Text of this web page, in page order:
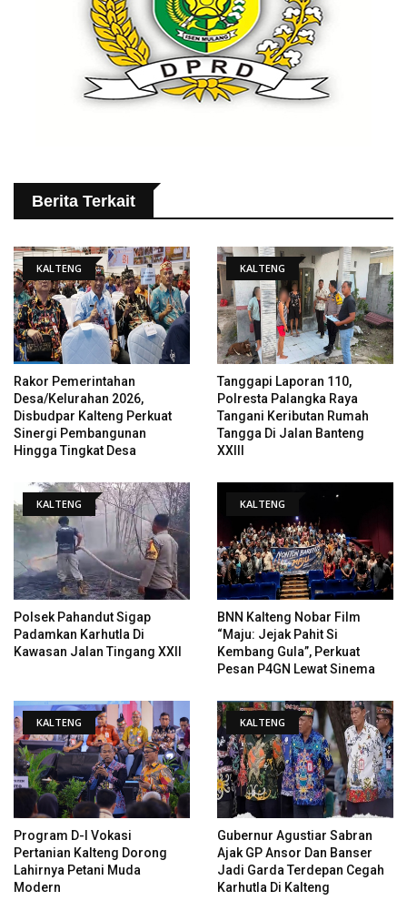
Berita Terkait
KALTENG
Rakor Pemerintahan
Desa/Kelurahan 2026,
Disbudpar Kalteng Perkuat
Sinergi Pembangunan
Hingga Tingkat Desa
KALTENG
Tanggapi Laporan 110,
Polresta Palangka Raya
Tangani Keributan Rumah
Tangga Di Jalan Banteng
XXIII
KALTENG
Polsek Pahandut Sigap
Padamkan Karhutla Di
Kawasan Jalan Tingang XXII
KALTENG
BNN Kalteng Nobar Film
“Maju: Jejak Pahit Si
Kembang Gula”, Perkuat
Pesan P4GN Lewat Sinema
KALTENG
Program D-I Vokasi
Pertanian Kalteng Dorong
Lahirnya Petani Muda
Modern
KALTENG
Gubernur Agustiar Sabran
Ajak GP Ansor Dan Banser
Jadi Garda Terdepan Cegah
Karhutla Di Kalteng